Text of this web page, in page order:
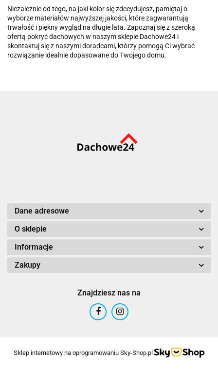
Niezależnie od tego, na jaki kolor się zdecydujesz, pamiętaj o
wyborze materiałów najwyższej jakości, które zagwarantują
trwałość i piękny wygląd na długie lata. Zapoznaj się z szeroką
ofertą pokryć dachowych w naszym sklepie Dachowe24 i
skontaktuj się z naszymi doradcami, którzy pomogą Ci wybrać
rozwiązanie idealnie dopasowane do Twojego domu.
Dane adresowe
O sklepie
Informacje
Zakupy
Znajdziesz nas na
Sklep internetowy na oprogramowaniu Sky-Shop.pl